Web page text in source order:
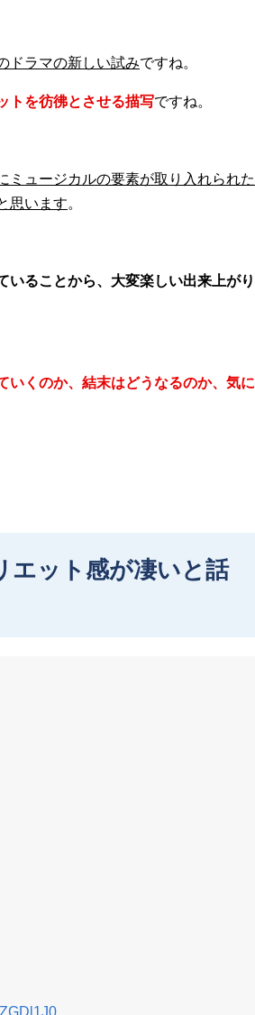
ドラマの新しい試みですね。
トを彷彿とさせる描写ですね。
ミュージカルの要素が取り入れられた
思います。
いることから、大変楽しい出来上がり
いくのか、結末はどうなるのか、気に
エット感が凄いと話